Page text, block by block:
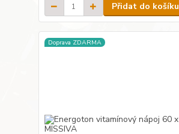
Přidat do košíku
Doprava ZDARMA